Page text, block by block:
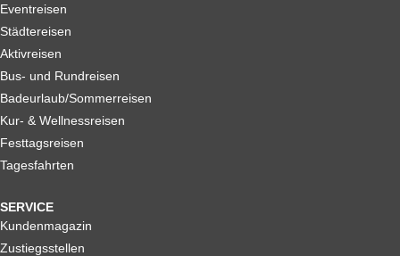
Eventreisen
Städtereisen
Aktivreisen
Bus- und Rundreisen
Badeurlaub/Sommerreisen
Kur- & Wellnessreisen
Festtagsreisen
Tagesfahrten
SERVICE
Kundenmagazin
Zustiegsstellen